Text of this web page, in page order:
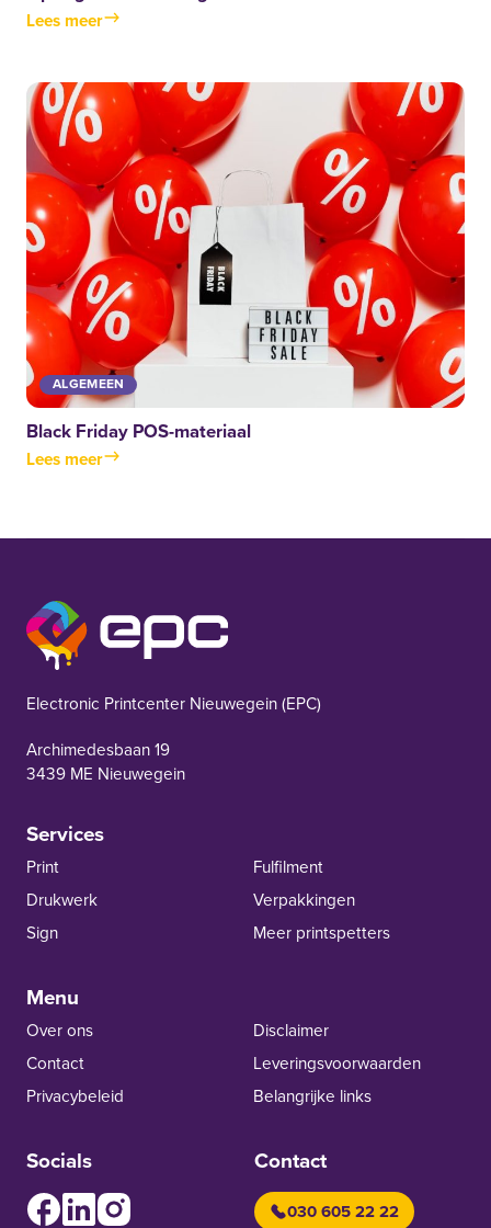
Lees meer
ALGEMEEN
Black Friday POS-materiaal
Lees meer
Electronic Printcenter Nieuwegein (EPC)
Archimedesbaan 19
3439 ME Nieuwegein
Services
Print
Drukwerk
Sign
Fulfilment
Verpakkingen
Meer printspetters
Menu
Over ons
Contact
Privacybeleid
Disclaimer
Leverings­voor­waarden
Belangrijke links
Socials Contact
030 605 22 22